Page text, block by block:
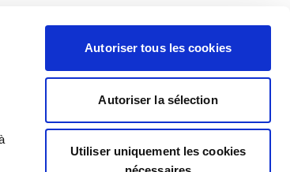
Autoriser tous les cookies
Autoriser la sélection
Utiliser uniquement les cookies